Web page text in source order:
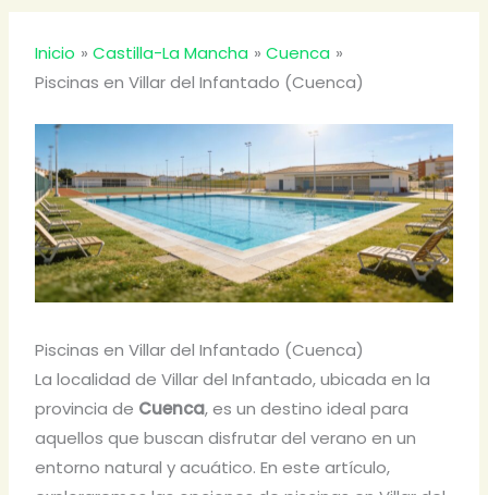
Inicio Castilla-La Mancha
Cuenca
Piscinas en Villar del Infantado (Cuenca)
Piscinas en Villar del Infantado (Cuenca)
La localidad de Villar del Infantado, ubicada en la
provincia de Cuenca, es un destino ideal para
aquellos que buscan disfrutar del verano en un
entorno natural y acuático. En este artículo,